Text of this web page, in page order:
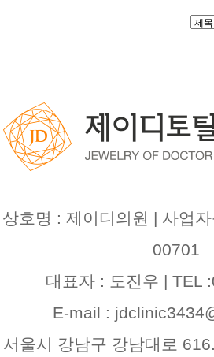
상호명 : 제이디의원 | 사업
00701
대표자 : 도진우 | TEL
E-mail :
서울시 강남구 강남대로